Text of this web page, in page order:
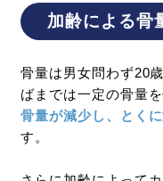
加齢による骨
骨量は男女問わず20
ばまでは一定の骨量
骨量が減少し、とく
す。